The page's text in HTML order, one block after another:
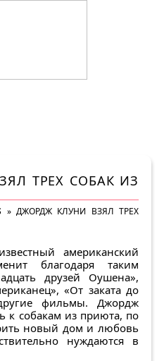
ТРЕХ СОБАК ИЗ
»ДЖОРДЖ КЛУНИ ВЗЯЛ ТРЕХ
американский
благодаря таким
друзей Оушена‎»,‎
«От заката до
фильмы. Джордж
к собакам из приюта, по
новый дом и любовь
нуждаются в